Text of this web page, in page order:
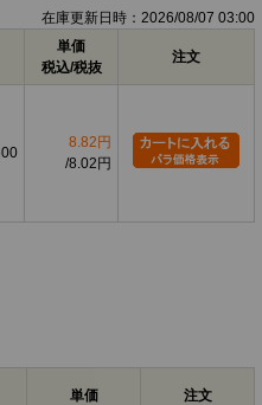
在庫更新日時：2026/08/07 03:00
単価
税込/税抜
注文
8.82円
8.02円
単価 注文